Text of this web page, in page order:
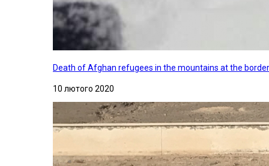
Death of Afghan refugees in the mountains at the
10 лютого 2020